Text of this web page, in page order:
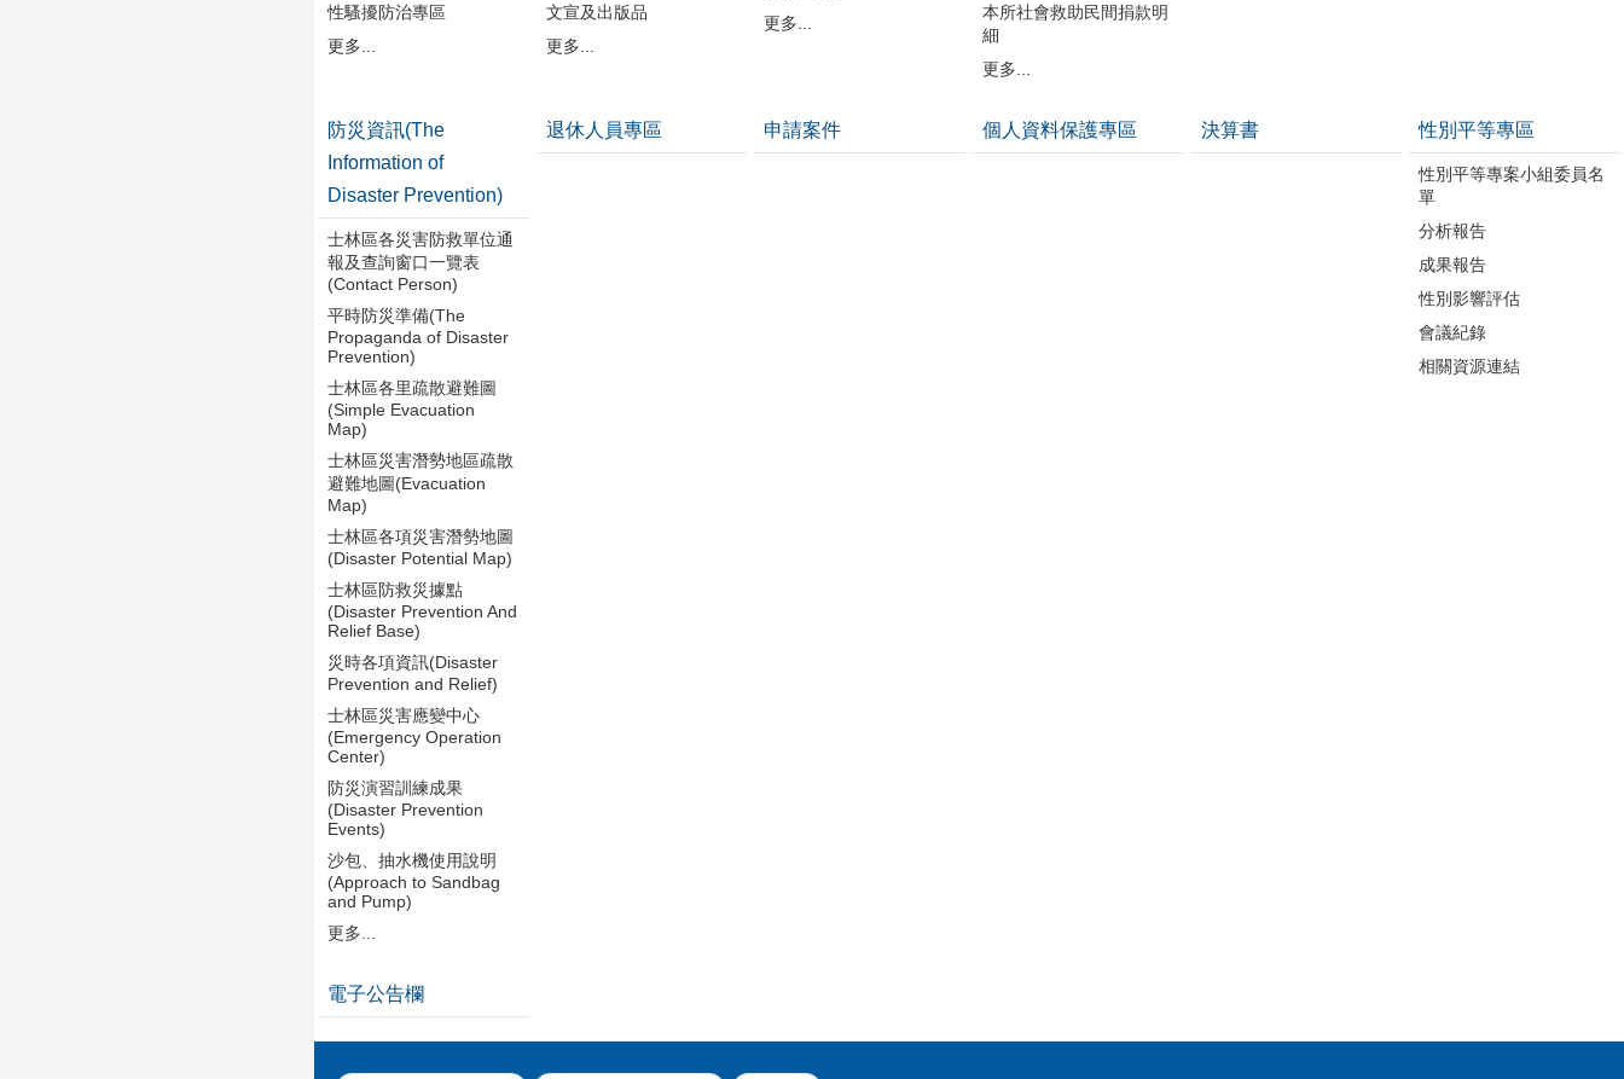
性騷擾防治專區
更多...
文宣及出版品
更多...
更多...
本所社會救助民間捐款明
細
更多...
防災資訊(The
Information of
Disaster Prevention)
士林區各災害防救單位通
報及查詢窗口一覽表
(Contact Person)
平時防災準備(The
Propaganda of Disaster
Prevention)
士林區各里疏散避難圖
(Simple Evacuation
Map)
士林區災害潛勢地區疏散
避難地圖(Evacuation
Map)
士林區各項災害潛勢地圖
(Disaster Potential Map)
士林區防救災據點
(Disaster Prevention And
Relief Base)
災時各項資訊(Disaster
Prevention and Relief)
士林區災害應變中心
(Emergency Operation
Center)
防災演習訓練成果
(Disaster Prevention
Events)
沙包、抽水機使用說明
(Approach to Sandbag
and Pump)
更多...
退休人員專區 申請案件 個人資料保護專區 決算書 性別平等專區
性別平等專案小組委員名
單
分析報告
成果報告
性別影響評估
會議紀錄
相關資源連結
電子公告欄